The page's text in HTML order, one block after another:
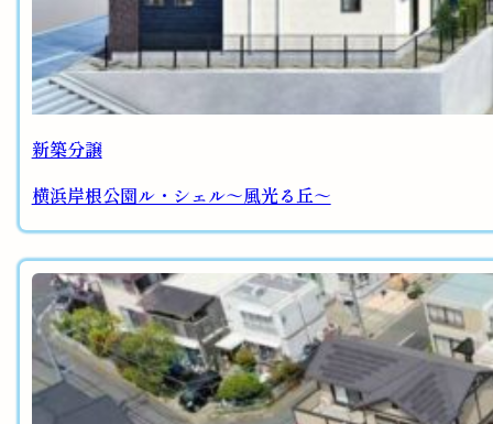
新築分譲
横浜岸根公園ル・シェル～風光る丘～